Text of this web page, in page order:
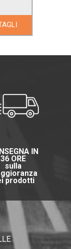
IN
36 ORE
sulla
prodotti